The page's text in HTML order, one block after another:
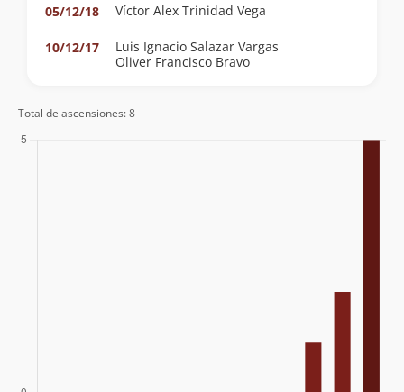
05/12/18
Víctor Alex Trinidad Vega
10/12/17
Luis Ignacio Salazar Vargas
Oliver Francisco Bravo
Total de ascensiones: 8